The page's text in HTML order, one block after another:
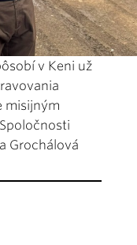
v Keni už
misijným
Grochálová